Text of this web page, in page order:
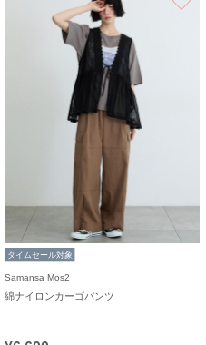
タイムセール対象
Samansa Mos2
綿ナイロンカーゴパンツ